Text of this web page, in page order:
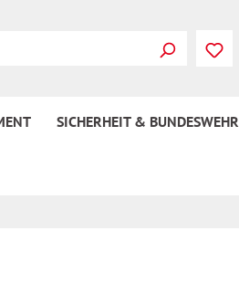
SICHERHEIT & BUNDESWEHR